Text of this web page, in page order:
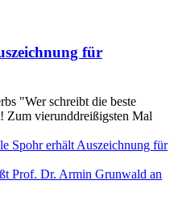
für
"Wer schreibt die beste
Zum vierunddreißigsten Mal
Spohr erhält Auszeichnung für